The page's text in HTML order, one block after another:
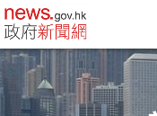
政府新闻网主页